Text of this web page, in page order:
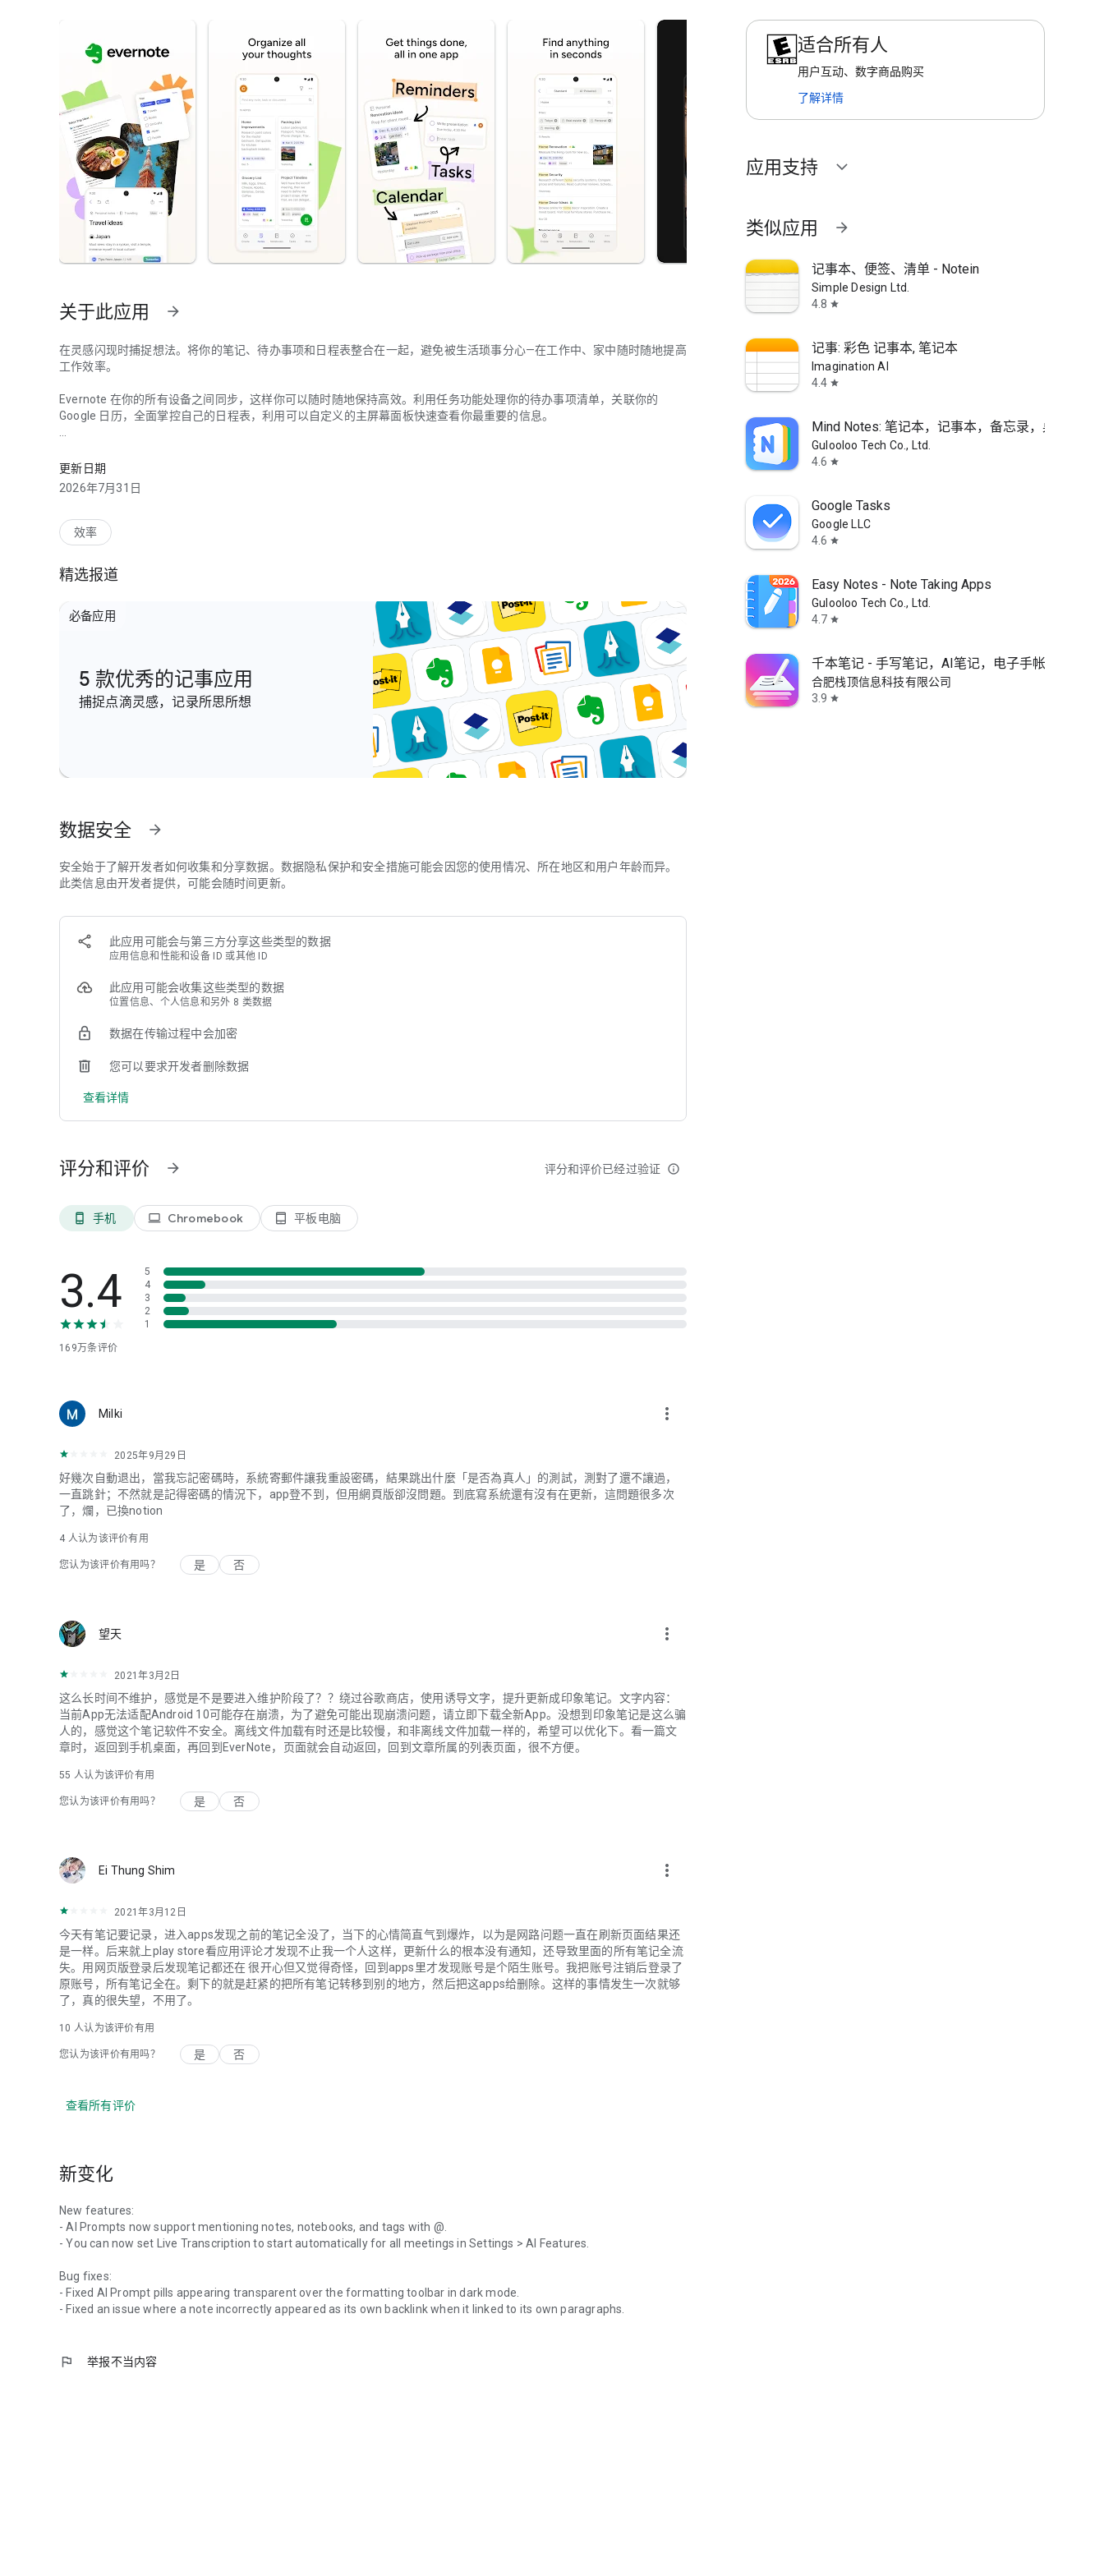
关于此应用 arrow_forward
在灵感闪现时捕捉想法。将你的笔记、待办事项和日程表整合在一起，避免被生活琐事分心—在工作中、家中随时随地提高
工作效率。
Evernote 在你的所有设备之间同步，这样你可以随时随地保持高效。利用任务功能处理你的待办事项清单，关联你的
Google 日历，全面掌控自己的日程表，利用可以自定义的主屏幕面板快速查看你最重要的信息。
“无论是做笔记或是高效完成工作，印象笔记都是必不可少的工具。”– PC Mag
捕捉灵感
• 剪藏有趣的文章和网页，方便稍后阅读或使用。
• 使用相机扫描和整理你的纸质文件、名片、白板、手写笔记。
• 利用任务功能管理你的待办事项清单—设置截止日期和提醒，确保自己永远不会错过最后期限。
• 关联 Evernote 和 Google 日历，将你的日程表和笔记整合在一起。
• 在主屏幕面板上迅速查看你的最重要信息。
• 创建单独的笔记本来整理收据、账单和发票。
• 快速查找一切内容—Evernote 强大的搜索功能甚至可以查找图片和手写笔记中的文本。
• 在 Chromebook、手机或平板电脑之间自动同步笔记和笔记本。
如果你热爱生活
• 写日记，永存生活的点点滴滴。
• 扫描收据和重要文档，实现无纸化。
如果你是上班族
如果你是学生
• 为每堂课创建笔记本，让一切井井有条。
服务条款：https://evernote.com/legal/tos.php
商业条款：https://evernote.com/legal/commercial-terms
更新日期
2026年7月31日
效率
精选报道
必备应用
5 款优秀的记事应用
捕捉点滴灵感，记录所思所想
数据安全 arrow_forward
安全始于了解开发者如何收集和分享数据。数据隐私保护和安全措施可能会因您的使用情况、所在地区和用户年龄而异。
此类信息由开发者提供，可能会随时间更新。
此应用可能会与第三方分享这些类型的数据
应用信息和性能和设备 ID 或其他 ID
此应用可能会收集这些类型的数据
位置信息、个人信息和另外 8 类数据
数据在传输过程中会加密
您可以要求开发者删除数据
查看详情
评分和评价 arrow_forward 评分和评价已经过验证 info_outline
phone_android 手机 laptop Chromebook tablet_android 平板电脑
3.4
169万条评价
5
4
3
2
1
Milki more_vert
2025年9月29日
好幾次自動退出，當我忘記密碼時，系統寄郵件讓我重設密碼，結果跳出什麼「是否為真人」的測試，測對了還不讓過，
一直跳針；不然就是記得密碼的情況下，app登不到，但用網頁版卻沒問題。到底寫系統還有沒有在更新，這問題很多次
了，爛，已換notion
4 人认为该评价有用
您认为该评价有用吗？ 是 否
望天 more_vert
2021年3月2日
这么长时间不维护，感觉是不是要进入维护阶段了？？绕过谷歌商店，使用诱导文字，提升更新成印象笔记。文字内容：
当前App无法适配Android 10可能存在崩溃，为了避免可能出现崩溃问题，请立即下载全新App。没想到印象笔记是这么骗
人的，感觉这个笔记软件不安全。离线文件加载有时还是比较慢，和非离线文件加载一样的，希望可以优化下。看一篇文
章时，返回到手机桌面，再回到EverNote，页面就会自动返回，回到文章所属的列表页面，很不方便。
55 人认为该评价有用
您认为该评价有用吗？ 是 否
Ei Thung Shim more_vert
2021年3月12日
今天有笔记要记录，进入apps发现之前的笔记全没了，当下的心情简直气到爆炸，以为是网路问题一直在刷新页面结果还
是一样。后来就上play store看应用评论才发现不止我一个人这样，更新什么的根本没有通知，还导致里面的所有笔记全流
失。用网页版登录后发现笔记都还在 很开心但又觉得奇怪，回到apps里才发现账号是个陌生账号。我把账号注销后登录了
原账号，所有笔记全在。剩下的就是赶紧的把所有笔记转移到别的地方，然后把这apps给删除。这样的事情发生一次就够
了，真的很失望，不用了。
10 人认为该评价有用
您认为该评价有用吗？ 是 否
查看所有评价
新变化
New features:
- AI Prompts now support mentioning notes, notebooks, and tags with @.
- You can now set Live Transcription to start automatically for all meetings in Settings > AI Features.
Bug fixes:
- Fixed AI Prompt pills appearing transparent over the formatting toolbar in dark mode.
- Fixed an issue where a note incorrectly appeared as its own backlink when it linked to its own paragraphs.
flag 举报不当内容
适合所有人
用户互动、数字商品购买
了解详情
应用支持 expand_more
类似应用 arrow_forward
记事本、便签、清单 - Notein
Simple Design Ltd.
4.8 star
记事: 彩色 记事本, 笔记本
Imagination AI
4.4 star
Mind Notes: 笔记本，记事本，备忘录，桌面便利
Gulooloo Tech Co., Ltd.
4.6 star
Google Tasks
Google LLC
4.6 star
Easy Notes - Note Taking Apps
Gulooloo Tech Co., Ltd.
4.7 star
千本笔记 - 手写笔记，AI笔记，电子手帐，PDF阅
合肥栈顶信息科技有限公司
3.9 star